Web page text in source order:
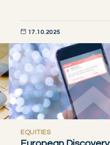
17.10.2025
DÉCOUVRIR MAINTENANT
EQUITIES